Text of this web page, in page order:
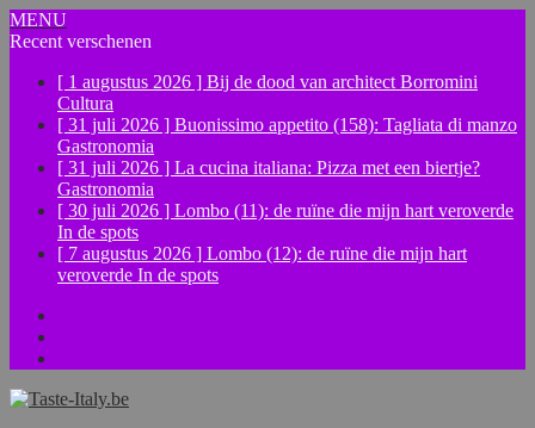
MENU
Recent verschenen
[ 1 augustus 2026 ] Bij de dood van architect Borromini
Cultura
[ 31 juli 2026 ] Buonissimo appetito (158): Tagliata di manzo
Gastronomia
[ 31 juli 2026 ] La cucina italiana: Pizza met een biertje?
Gastronomia
[ 30 juli 2026 ] Lombo (11): de ruïne die mijn hart veroverde
In de spots
[ 7 augustus 2026 ] Lombo (12): de ruïne die mijn hart
veroverde In de spots